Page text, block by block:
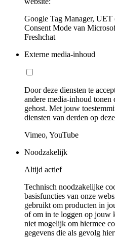
Google Tag Manager,
Consent Mode van
Freshchat
Externe media-inhoud
Door deze diensten te
andere media-inhoud
gehost. Met jouw
diensten van derden op
Vimeo, YouTube
Noodzakelijk
Altijd actief
Technisch noodzakelijke
basisfuncties van onze
gebruikt om producten in
of om in te loggen op jouw
niet mogelijk om hiermee
gegevens die als gevolg